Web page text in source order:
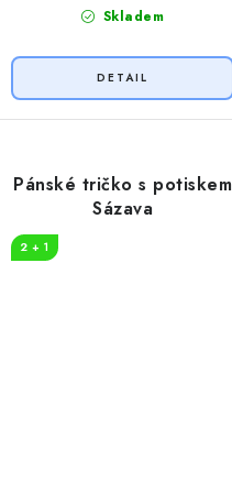
Skladem
Pánské tričko s potiskem
Sázava
2 + 1